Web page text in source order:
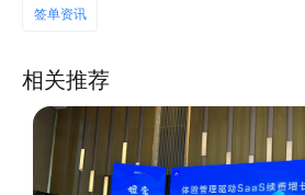
签单资讯
相关推荐